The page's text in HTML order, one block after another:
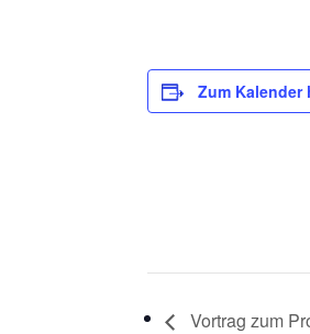
Zum Kalender
Vortrag zum